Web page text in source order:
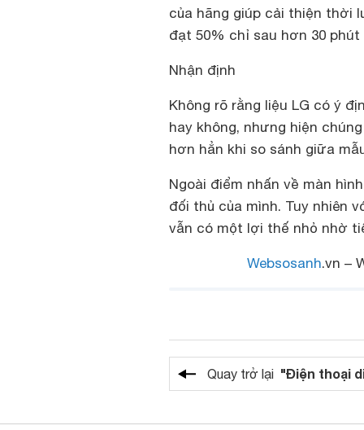
của hãng giúp cải thiện thời
đạt 50% chỉ sau hơn 30 phút
Nhận định
Không rõ rằng liệu LG có ý
hay không, nhưng hiện
hơn hẳn khi so sánh giữa
Ngoài điểm nhấn về màn
đối thủ của mình. Tuy nhiên
vẫn có một lợi thế nhỏ nhờ
Websosanh.vn –
Quay trở lại "Điện thoại